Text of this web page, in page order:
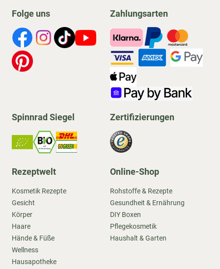
Folge uns Zahlungsarten
Spinnrad Siegel Zertifizierungen
Rezeptwelt
Kosmetik Rezepte
Gesicht
Körper
Haare
Hände & Füße
Wellness
Hausapotheke
Online-Shop
Rohstoffe & Rezepte
Gesundheit & Ernährung
DIY Boxen
Pflegekosmetik
Haushalt & Garten